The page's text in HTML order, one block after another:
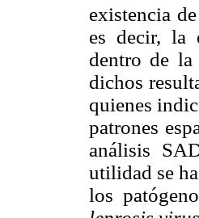
existencia
es decir, la
dentro de
dichos
quienes
patrones
análisis
utilidad se
los